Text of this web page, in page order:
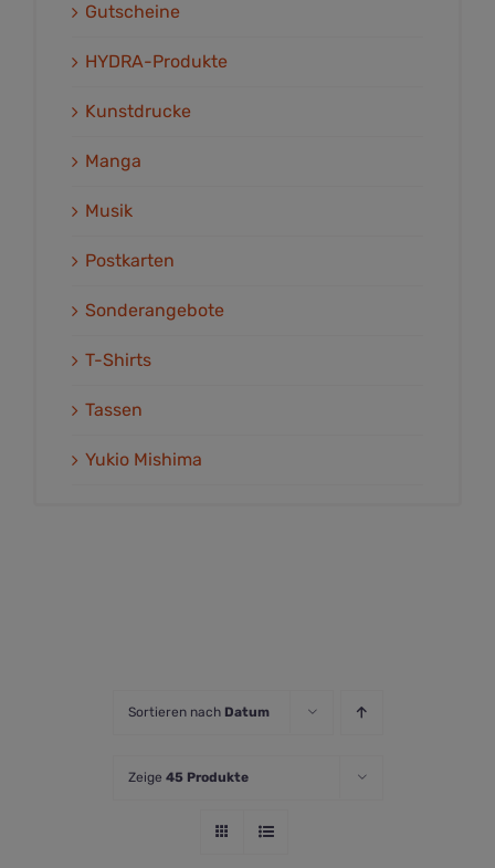
Sortieren nach Datum
Zeige 45 Produkte
Gutscheine
HYDRA-Produkte
Kunstdrucke
Manga
Musik
Postkarten
Sonderangebote
T-Shirts
Tassen
Yukio Mishima